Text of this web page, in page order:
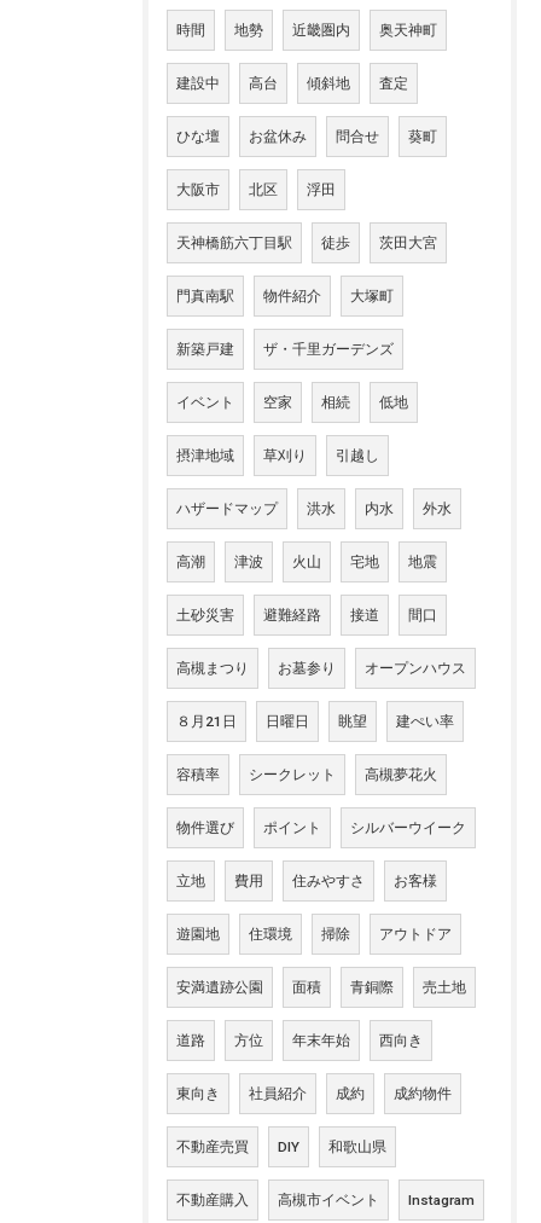
時間 地勢 近畿圏内 奥天神町
建設中 高台 傾斜地 査定
ひな壇 お盆休み 問合せ 葵町
大阪市 北区 浮田
天神橋筋六丁目駅 徒歩 茨田大宮
門真南駅 物件紹介 大塚町
新築戸建 ザ・千里ガーデンズ
イベント 空家 相続 低地
摂津地域 草刈り 引越し
ハザードマップ 洪水 内水 外水
高潮 津波 火山 宅地 地震
土砂災害 避難経路 接道 間口
高槻まつり お墓参り オープンハウス
８月21日 日曜日 眺望 建ぺい率
容積率 シークレット 高槻夢花火
物件選び ポイント シルバーウイーク
立地 費用 住みやすさ お客様
遊園地 住環境 掃除 アウトドア
安満遺跡公園 面積 青銅際 売土地
道路 方位 年末年始 西向き
東向き 社員紹介 成約 成約物件
不動産売買 DIY 和歌山県
不動産購入 高槻市イベント Instagram